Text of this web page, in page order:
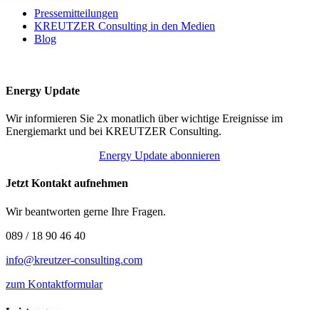
Pressemitteilungen
KREUTZER Consulting in den Medien
Blog
Energy Update
Wir informieren Sie 2x monatlich über wichtige Ereignisse im
Energiemarkt und bei KREUTZER Consulting.
Energy Update abonnieren
Jetzt Kontakt aufnehmen
Wir beantworten gerne Ihre Fragen.
089 / 18 90 46 40
info@kreutzer-consulting.com
zum Kontaktformular